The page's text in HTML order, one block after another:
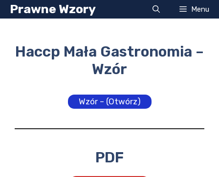
Przejdź
do
Prawne Wzory Menu
Haccp Mała Gastronomia –
Wzór
Wzór – (Otwórz)
PDF